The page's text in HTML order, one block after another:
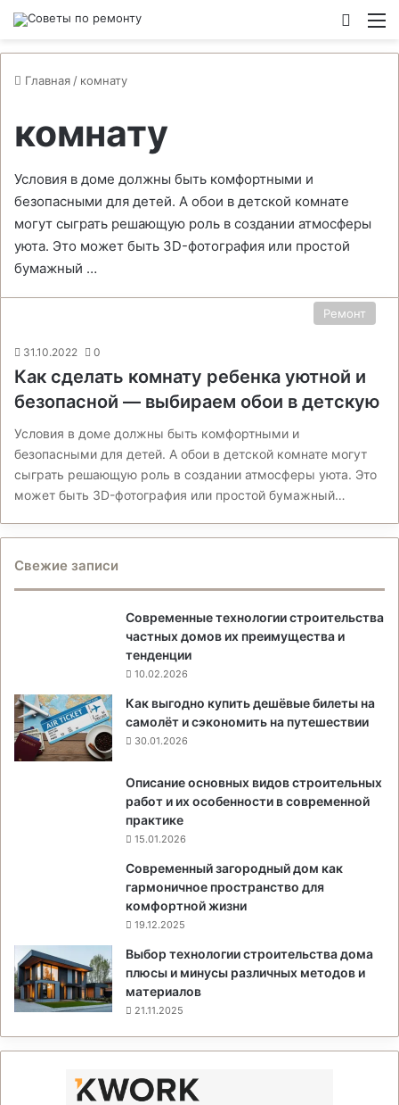
Главная / комнату
комнату
Условия в доме должны быть комфортными и
безопасными для детей. А обои в детской комнате
могут сыграть решающую роль в создании атмосферы
уюта. Это может быть 3D-фотография или простой
бумажный …
Ремонт
31.10.2022 0
Как сделать комнату ребенка уютной и
безопасной — выбираем обои в детскую
Условия в доме должны быть комфортными и
безопасными для детей. А обои в детской комнате могут
сыграть решающую роль в создании атмосферы уюта. Это
может быть 3D-фотография или простой бумажный…
Свежие записи
Современные технологии строительства
частных домов их преимущества и
тенденции
10.02.2026
Как выгодно купить дешёвые билеты на
самолёт и сэкономить на путешествии
30.01.2026
Описание основных видов строительных
работ и их особенности в современной
практике
15.01.2026
Современный загородный дом как
гармоничное пространство для
комфортной жизни
19.12.2025
Выбор технологии строительства дома
плюсы и минусы различных методов и
материалов
21.11.2025